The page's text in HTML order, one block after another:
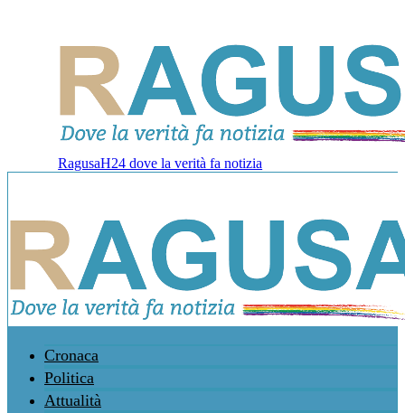
RagusaH24 dove la verità fa notizia
Cronaca
Politica
Attualità